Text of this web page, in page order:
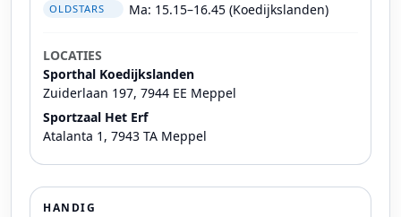
OLDSTARS Ma: 15.15–16.45 (Koedijkslanden)
LOCATIES
Sporthal Koedijkslanden
Zuiderlaan 197, 7944 EE Meppel
Sportzaal Het Erf
Atalanta 1, 7943 TA Meppel
HANDIG